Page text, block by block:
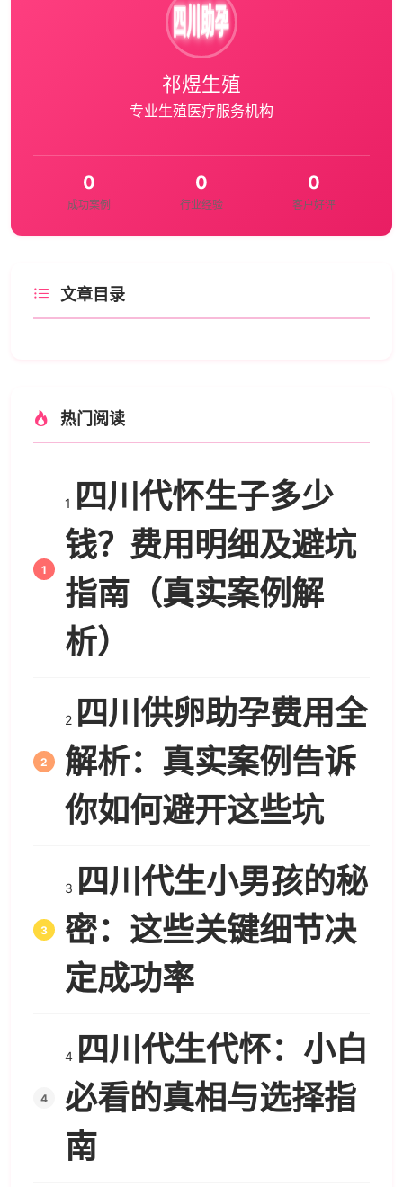
祁煜生殖
专业生殖医疗服务机构
0
成功案例
0
行业经验
0
客户好评
文章目录
热门阅读
1
四川代怀生子多少
钱？费用明细及避坑
指南（真实案例解
析）
2
四川供卵助孕费用全
解析：真实案例告诉
你如何避开这些坑
3
四川代生小男孩的秘
密：这些关键细节决
定成功率
4
四川代生代怀：小白
必看的真相与选择指
南